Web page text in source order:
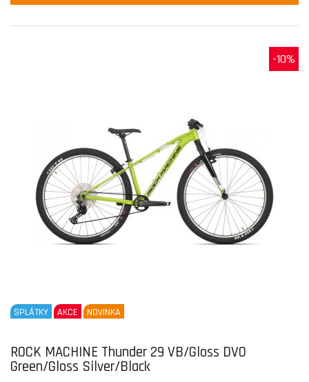
-10%
SPLÁTKY AKCE NOVINKA
ROCK MACHINE Thunder 29 VB/Gloss DVO
Green/Gloss Silver/Black